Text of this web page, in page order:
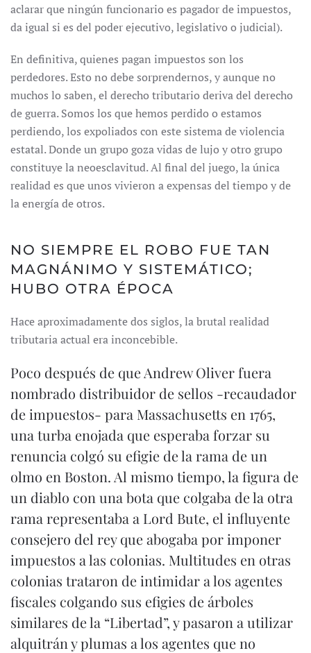
aclarar que ningún funcionario es pagador de impuestos,
da igual si es del poder ejecutivo, legislativo o judicial).
En definitiva, quienes pagan impuestos son los
perdedores. Esto no debe sorprendernos, y aunque no
muchos lo saben, el derecho tributario deriva del derecho
de guerra. Somos los que hemos perdido o estamos
perdiendo, los expoliados con este sistema de violencia
estatal. Donde un grupo goza vidas de lujo y otro grupo
constituye la neoesclavitud. Al final del juego, la única
realidad es que unos vivieron a expensas del tiempo y de
la energía de otros.
NO SIEMPRE EL ROBO FUE TAN
MAGNÁNIMO Y SISTEMÁTICO;
HUBO OTRA ÉPOCA
Hace aproximadamente dos siglos, la brutal realidad
tributaria actual era inconcebible.
Poco después de que Andrew Oliver fuera
nombrado distribuidor de sellos -recaudador
de impuestos- para Massachusetts en 1765,
una turba enojada que esperaba forzar su
renuncia colgó su efigie de la rama de un
olmo en Boston. Al mismo tiempo, la figura de
un diablo con una bota que colgaba de la otra
rama representaba a Lord Bute, el influyente
consejero del rey que abogaba por imponer
impuestos a las colonias. Multitudes en otras
colonias trataron de intimidar a los agentes
fiscales colgando sus efigies de árboles
similares de la “Libertad”, y pasaron a utilizar
alquitrán y plumas a los agentes que no